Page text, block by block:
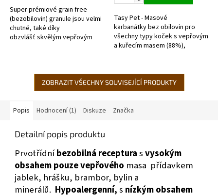
hvězdiček.
Super prémiové grain free
(bezobilovin) granule jsou velmi
chutné, také díky
obzvlášť skvělým vepřovým
Tasy Pet - Masové
karbanátky bez obilovin pro
všechny typy koček s vepřovým
a kuřecím masem (88%),
ZOBRAZIT VŠECHNY SOUVISEJÍCÍ PRODUKTY
Popis Hodnocení (1) Diskuze Značka
Detailní popis produktu
Prvotřídníbezobilná recepturasvysokým
obsahem pouze vepřového masa přídavkem
jablek, hrášku, brambor, bylin a
minerálů. Hypoalergenní,s nízkým obsahem